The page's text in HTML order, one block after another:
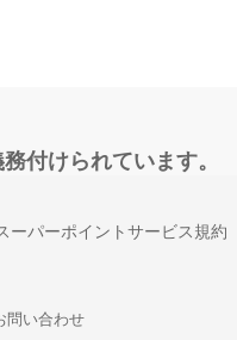
付けられています。
ーパーポイントサービス規約
問い合わせ